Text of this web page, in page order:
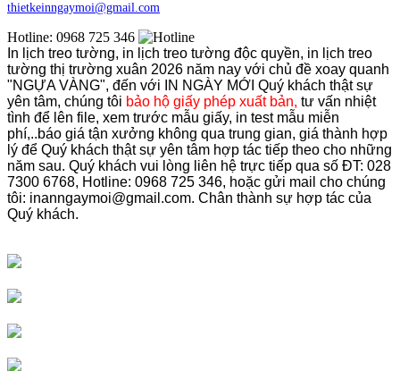
thietkeinngaymoi@gmail.com
Hotline: 0968 725 346
In lịch treo tường, in lịch treo tường độc quyền, in lịch treo
tường thị trường xuân 2026 năm nay với chủ đề xoay quanh
"NGỰA VÀNG", đến với IN NGÀY MỚI Quý khách thật sự
yên tâm, chúng tôi bảo hộ giấy phép xuất bản, tư vấn nhiệt
tình để lên file, xem trước mẫu giấy, in test mẫu miễn
phí,..báo giá tận xưởng không qua trung gian, giá thành hợp
lý để Quý khách thật sự yên tâm hợp tác tiếp theo cho những
năm sau. Quý khách vui lòng liên hệ trực tiếp qua số ĐT: 028
7300 6768, Hotline: 0968 725 346, hoặc gửi mail cho chúng
tôi: inanngaymoi@gmail.com. Chân thành sự hợp tác của
Quý khách.